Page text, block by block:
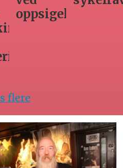
flere